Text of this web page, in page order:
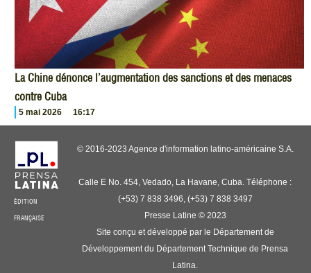
La Chine dénonce l’augmentation des sanctions et des menaces
contre Cuba
5 mai 2026 16:17
ÉDITION
FRANÇAISE
© 2016-2023 Agence d'information latino-américaine S.A.
Calle E No. 454, Vedado, La Havane, Cuba. Téléphone :
(+53) 7 838 3496, (+53) 7 838 3497
Presse Latine © 2023
Site conçu et développé par le Département de
Développement du Département Technique de Prensa
Latina.